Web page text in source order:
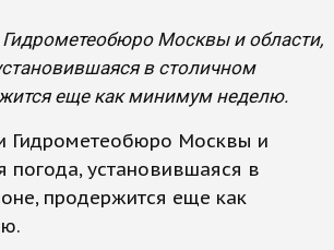
Москвы и области,
в столичном
еще как минимум неделю.
Гидрометеобюро Москвы и
погода, установившаяся в
продержится еще как